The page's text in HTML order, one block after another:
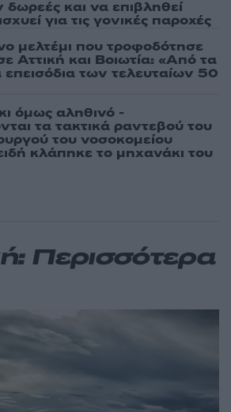
και να επιβληθεί
για τις γονικές παροχές
μελτέμι που τροφοδότησε
Αττική και Βοιωτία: «Από τα
επεισόδια των τελευταίων 50
όμως αληθινό -
τα τακτικά ραντεβού του
του νοσοκομείου
κλάπηκε το μηχανάκι του
Περισσότερα